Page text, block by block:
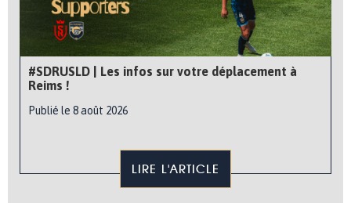
#SDRUSLD | Les infos sur votre déplacement à
Reims !
Publié le 8 août 2026
LIRE L'ARTICLE